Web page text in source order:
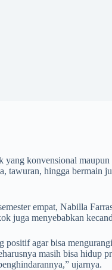
konvensional
hingga bermain
empat, Nabilla
juga menyebabkan
agar bisa
masih bisa
ujarnya.